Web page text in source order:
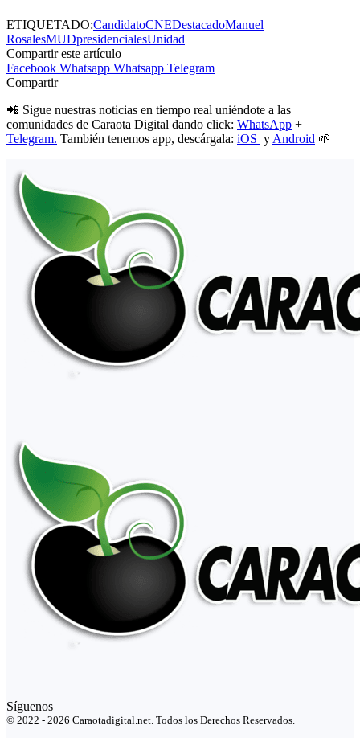
ETIQUETADO:CandidatoCNEDestacadoManuel
RosalesMUDpresidencialesUnidad
Compartir este artículo
Facebook Whatsapp Whatsapp Telegram
Compartir
📲 Sigue nuestras noticias en tiempo real uniéndote a las
comunidades de Caraota Digital dando click: WhatsApp +
Telegram. También tenemos app, descárgala: iOS y Android 🌱
Síguenos
© 2022 - 2026 Caraotadigital.net. Todos los Derechos Reservados.